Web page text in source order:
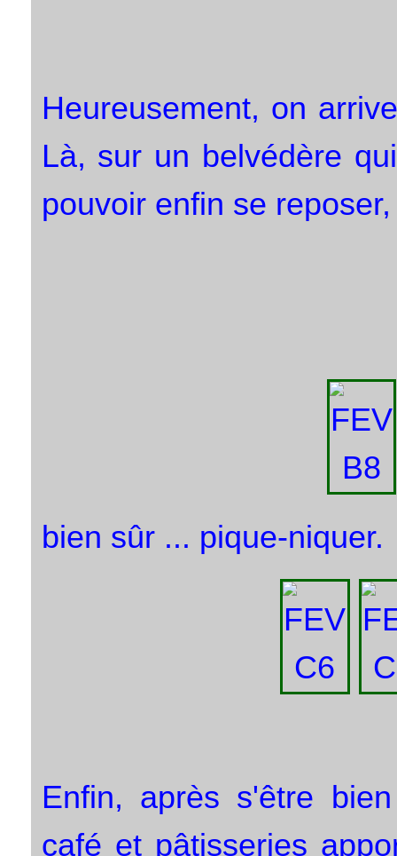
Heureusement, on
Là, sur un belvédère
pouvoir enfin se
bien sûr ... pique-niquer.
Enfin, après s'être
café et pâtisseries